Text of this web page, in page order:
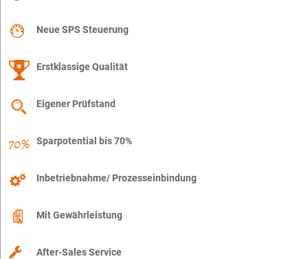
Neue SPS Steuerung
Erstklassige Qualität
Eigener Prüfstand
Sparpotential bis 70%
Inbetriebnahme/ Prozesseinbindung
Mit Gewährleistung
After-Sales Service